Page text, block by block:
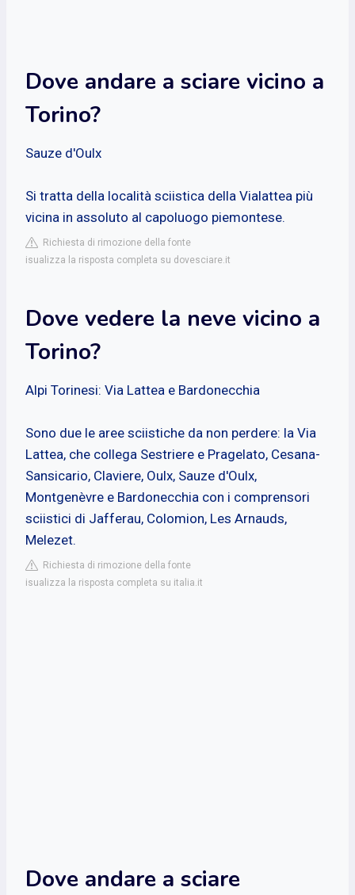
Dove andare a sciare vicino a
Torino?
Sauze d'Oulx
Si tratta della località sciistica della Vialattea più
vicina in assoluto al capoluogo piemontese.
Richiesta di rimozione della fonte
isualizza la risposta completa su dovesciare.it
Dove vedere la neve vicino a
Torino?
Alpi Torinesi: Via Lattea e Bardonecchia
Sono due le aree sciistiche da non perdere: la Via
Lattea, che collega Sestriere e Pragelato, Cesana-
Sansicario, Claviere, Oulx, Sauze d'Oulx,
Montgenèvre e Bardonecchia con i comprensori
sciistici di Jafferau, Colomion, Les Arnauds,
Melezet.
Richiesta di rimozione della fonte
isualizza la risposta completa su italia.it
Dove andare a sciare